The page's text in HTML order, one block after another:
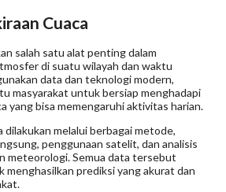
Cuaca
salah satu alat penting dalam
di suatu wilayah dan waktu
data dan teknologi modern,
masyarakat untuk bersiap menghadapi
yang bisa memengaruhi aktivitas harian.
dilakukan melalui berbagai metode,
penggunaan satelit, dan analisis
meteorologi. Semua data tersebut
menghasilkan prediksi yang akurat dan